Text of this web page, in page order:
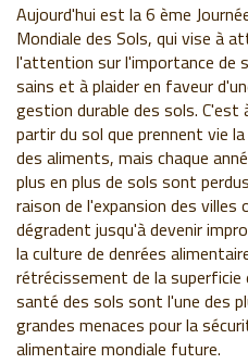
Aujourd'hui est la 6 ème
Mondiale des Sols, qui vise à
l'attention sur l'importance de
sains et à plaider en faveur
gestion durable des sols. C'est
partir du sol que prennent vie
des aliments, mais chaque
plus en plus de sols sont
raison de l'expansion des villes
dégradent jusqu'à devenir
la culture de denrées
rétrécissement de la superficie
santé des sols sont l'une des
grandes menaces pour la
alimentaire mondiale future.